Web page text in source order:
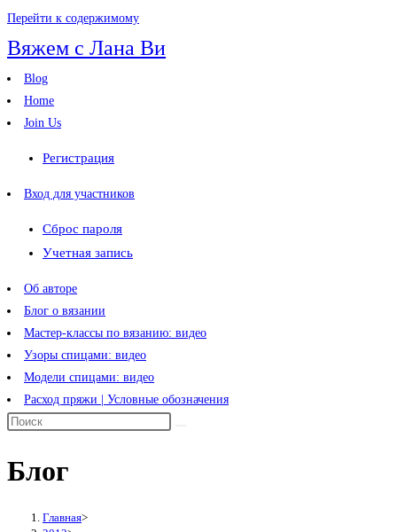
Перейти к содержимому
Вяжем с Лана Ви
Blog
Home
Join Us
Регистрация
Вход для участников
Сброс пароля
Учетная запись
Об авторе
Блог о вязании
Мастер-классы по вязанию: видео
Узоры спицами: видео
Модели спицами: видео
Расход пряжи | Условные обозначения
Блог
Главная>